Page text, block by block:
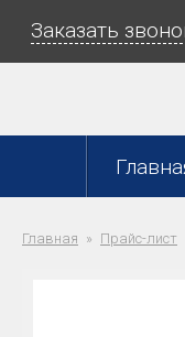
Заказать
Главная Прайс-лист